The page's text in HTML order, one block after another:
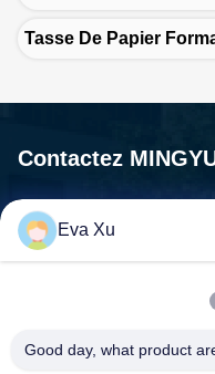
Tasse De Papier
Contactez
nous sommes votre
mission.
Adresse:N° 1588,
Eva Xu
Good day, what product